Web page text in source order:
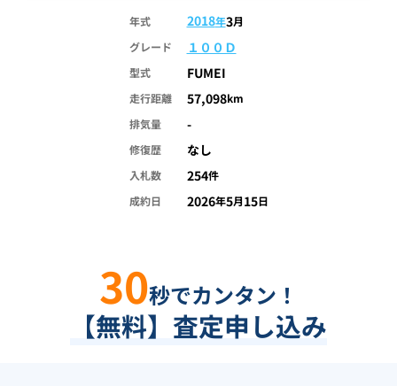
年式 2018年3月
グレード
１００Ｄ
型式 FUMEI
走行距離 57,098km
排気量
-
修復歴 なし
入札数 254件
成約日
2026年5月15日
30秒でカンタン！
【無料】査定申し込み